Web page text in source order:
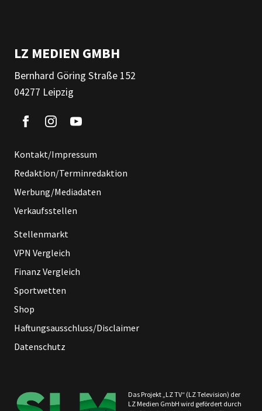
LZ MEDIEN GMBH
Bernhard Göring Straße 152
04277 Leipzig
Kontakt/Impressum
Redaktion/Terminredaktion
Werbung/Mediadaten
Verkaufsstellen
Stellenmarkt
VPN Vergleich
Finanz Vergleich
Sportwetten
Shop
Haftungsausschluss/Disclaimer
Datenschutz
Das Projekt „LZ TV“ (LZ Television) der
LZ Medien GmbH wird gefördert durch